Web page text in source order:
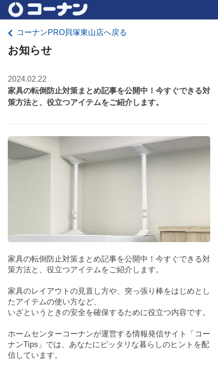
コーナンPRO貝塚東山店へ戻る
お知らせ
2024.02.22
家具の転倒防止対策まとめ記事を公開中！今すぐできる対
策方法と、役立つアイテムをご紹介します。
家具の転倒防止対策まとめ記事を公開中！今すぐできる対
策方法と、役立つアイテムをご紹介します。
家具のレイアウトの見直し方や、突っ張り棒をはじめとし
たアイテムの使い方など、
いざというときの安全を確保するために役立つ内容です。
ホームセンターコーナンが運営する情報発信サイト「コー
ナンTips」では、あなたにピッタリな暮らしのヒントを配
信しています。